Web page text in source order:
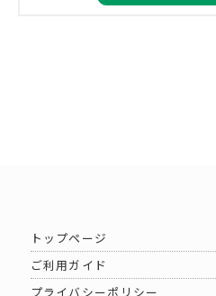
トップページ
ご利用ガイド
プライバシーポリシー